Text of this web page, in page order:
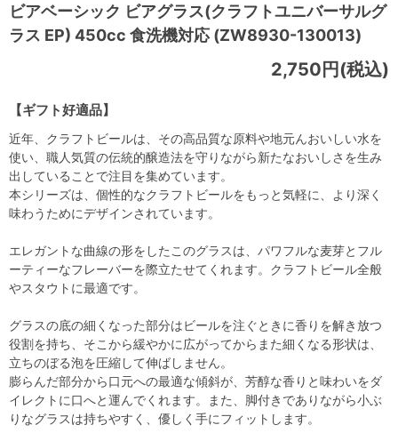
ビアベーシック ビアグラス(クラフトユニバーサルグ
ラス EP) 450cc 食洗機対応 (ZW8930-130013)
【ギフト好適品】
2,750円(税込)
近年、クラフトビールは、その高品質な原料や地元んおいしい水を
使い、職人気質の伝統的醸造法を守りながら新たなおいしさを生み
出していることで注目を集めています。
本シリーズは、個性的なクラフトビールをもっと気軽に、より深く
味わうためにデザインされています。
エレガントな曲線の形をしたこのグラスは、パワフルな麦芽とフル
ーティーなフレーバーを際立たせてくれます。クラフトビール全般
やスタウトに最適です。
グラスの底の細くなった部分はビールを注ぐときに香りを解き放つ
役割を持ち、そこから緩やかに広がってからまた細くなる形状は、
立ちのぼる泡を圧縮して伸ばしません。
膨らんだ部分から口元への最適な傾斜が、芳醇な香りと味わいをダ
イレクトに口へと運んでくれます。また、脚付きでありながら小ぶ
りなグラスは持ちやすく、優しく手にフィットします。